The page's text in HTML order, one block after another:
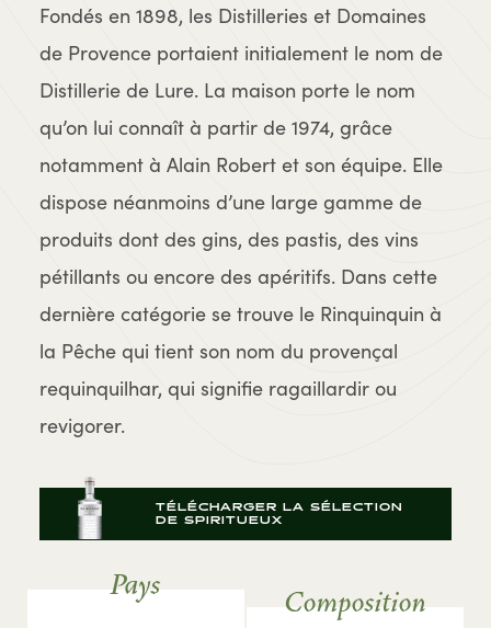
Fondés en 1898, les Distilleries et Domaines
de Provence portaient initialement le nom de
Distillerie de Lure. La maison porte le nom
qu’on lui connaît à partir de 1974, grâce
notamment à Alain Robert et son équipe. Elle
dispose néanmoins d’une large gamme de
produits dont des gins, des pastis, des vins
pétillants ou encore des apéritifs. Dans cette
dernière catégorie se trouve le Rinquinquin à
la Pêche qui tient son nom du provençal
requinquilhar, qui signifie ragaillardir ou
revigorer.
TÉLÉCHARGER LA SÉLECTION
DE SPIRITUEUX
Pays Composition